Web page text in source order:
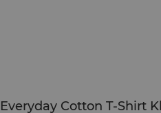
Everyday Cotton T-Shirt